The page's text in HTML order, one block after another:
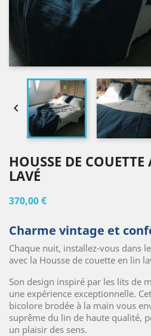

HOUSSE DE
LAVÉ
370,00 €
Charme vintage et
Chaque nuit, installez-vous dans
avec la Housse de couette en lin
Son design inspiré par les lits de
une expérience exceptionnelle.
bicolore brodée à la main vous
suprême du lin de haute qualité,
un plaisir des sens.